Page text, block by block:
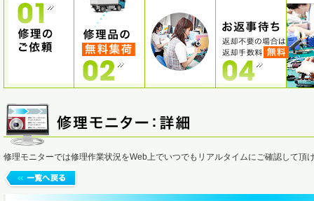
修理モニターでは修理作業状況をWeb上でいつでもリアルタイムにご確認して頂